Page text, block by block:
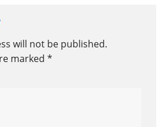
will not be published.
marked *